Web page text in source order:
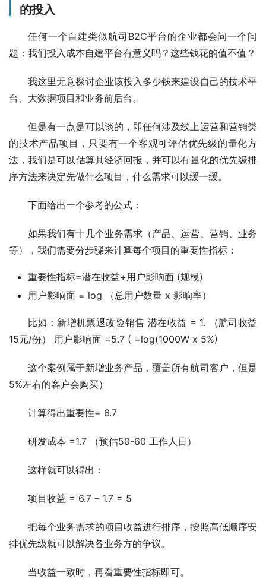
的投入
任何一个自建类似航司B2C平台的企业都会问一个问
题：我们投入成本自建平台有意义吗？这些钱花的值不值？
我这里无意探讨企业该投入多少钱来建设自己的技术平
台、大数据项目和业务前后台。
但是有一点是可以谈的，即任何涉及线上运营和营销类
的技术产品项目，只要有一个客观可评估优先级的量化方
法，我们是可以估算其经济回报，并可以有量化的优先级排
序方法来决定先做什么项目，什么需求可以缓一缓。
下面给出一个参考的公式：
如果我们有十几个业务需求（产品、运营、营销、业务
等），我们需要分步骤来计算每个项目的重要性指标：
重要性指标=潜在收益+用户影响面 (规模)
用户影响面 = log （总用户数量 x 影响率）
比如：新增机票退改险销售 潜在收益 = 1. （航司收益
15元/份） 用户影响面 =5.7 ( =log(1000W x 5%)
这个案例属于新增业务产品，覆盖所有航司客户，但是
5%左右的客户会购买）
计算得出重要性= 6.7
研发成本 =1.7 （预估50-60 工作人日）
这样就可以得出：
项目收益 = 6.7 – 1.7 = 5
把每个业务需求的项目收益进行排序，按照高低顺序安
排优先级就可以解决各业务方的争议。
当收益一致时，再看重要性指标即可。